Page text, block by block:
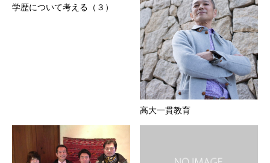
学歴について考える（３）
高大一貫教育